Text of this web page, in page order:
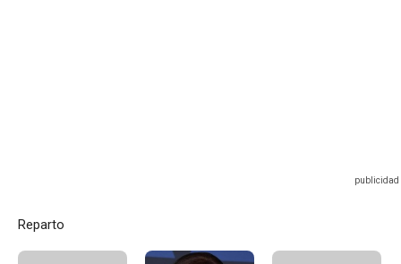
Reparto